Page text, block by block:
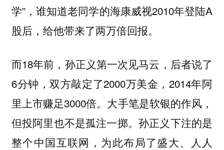
学”，谁知道老同学的海康威视2010年登陆A
股后，给他带来了两万倍回报。
而18年前，孙正义第一次见马云，后者说了
6分钟，双方敲定了2000万美金，2014年阿
里上市赚足3000倍。大手笔是软银的作风，
但投阿里也不是孤注一掷。孙正义下注的是
整个中国互联网，为此布局了盛大、人人